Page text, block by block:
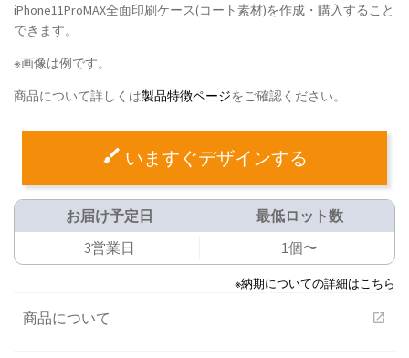
iPhone11ProMAX全面印刷ケース(コート素材)を作成・購入すること
できます。
※画像は例です。
商品について詳しくは製品特徴ページをご確認ください。
いますぐデザインする
お届け予定日
3営業日
最低ロット数
1個〜
※納期についての詳細はこちら
商品について open_in_new